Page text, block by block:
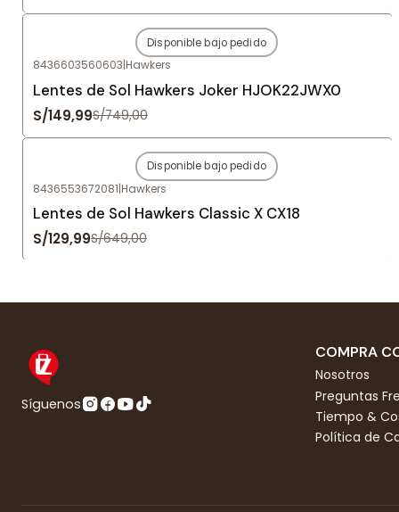
Agotado
Disponible bajo pedido
8436603560603|Hawkers
Lentes de Sol Hawkers Joker HJOK22JWX0
S/149,99S/749,00
Agotado
Disponible bajo pedido
8436553672081|Hawkers
Lentes de Sol Hawkers Classic X CX18
S/129,99S/649,00
Síguenos
COMPRA
Nosotros
Preguntas
Tiempo &
Política de